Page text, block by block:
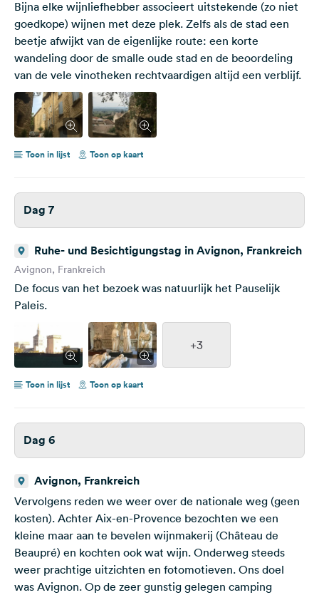
Bijna elke wijnliefhebber associeert uitstekende (zo niet
goedkope) wijnen met deze plek. Zelfs als de stad een
beetje afwijkt van de eigenlijke route: een korte
wandeling door de smalle oude stad en de beoordeling
van de vele vinotheken rechtvaardigen altijd een verblijf.
Toon in lijst Toon op kaart
Dag 7
Ruhe- und Besichtigungstag in Avignon, Frankreich
Avignon, Frankreich
De focus van het bezoek was natuurlijk het Pauselijk
Paleis.
+3
Toon in lijst Toon op kaart
Dag 6
Avignon, Frankreich
Vervolgens reden we weer over de nationale weg (geen
kosten). Achter Aix-en-Provence bezochten we een
kleine maar aan te bevelen wijnmakerij (Château de
Beaupré) en kochten ook wat wijn. Onderweg steeds
weer prachtige uitzichten en fotomotieven. Ons doel
was Avignon. Op de zeer gunstig gelegen camping